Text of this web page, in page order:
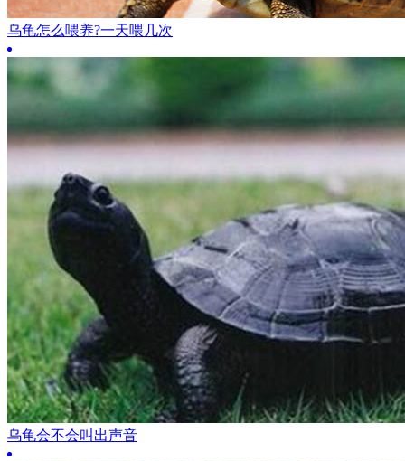
乌龟怎么喂养?一天喂几次
乌龟会不会叫出声音